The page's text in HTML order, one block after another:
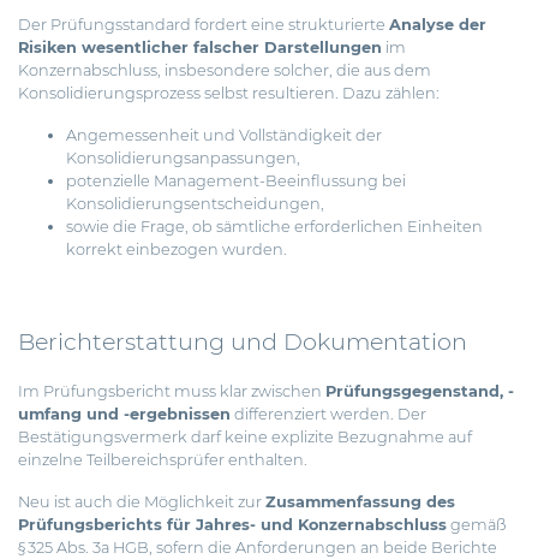
Der Prüfungsstandard fordert eine strukturierte Analyse der
Risiken wesentlicher falscher Darstellungen im
Konzernabschluss, insbesondere solcher, die aus dem
Konsolidierungsprozess selbst resultieren. Dazu zählen:
Angemessenheit und Vollständigkeit der
Konsolidierungsanpassungen,
potenzielle Management-Beeinflussung bei
Konsolidierungsentscheidungen,
sowie die Frage, ob sämtliche erforderlichen Einheiten
korrekt einbezogen wurden.
Berichterstattung und Dokumentation
Im Prüfungsbericht muss klar zwischen Prüfungsgegenstand, -
umfang und -ergebnissen differenziert werden. Der
Bestätigungsvermerk darf keine explizite Bezugnahme auf
einzelne Teilbereichsprüfer enthalten.
Neu ist auch die Möglichkeit zur Zusammenfassung des
Prüfungsberichts für Jahres- und Konzernabschluss gemäß
§ 325 Abs. 3a HGB, sofern die Anforderungen an beide Berichte